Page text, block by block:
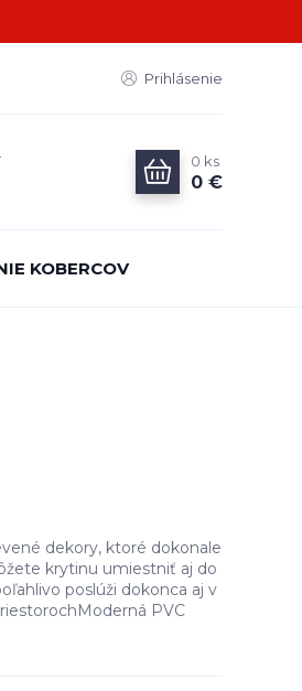
Prihlásenie
0 ks
0 €
KOBERCOV
dekory, ktoré dokonale
krytinu umiestniť aj do
poslúži dokonca aj v
PVC